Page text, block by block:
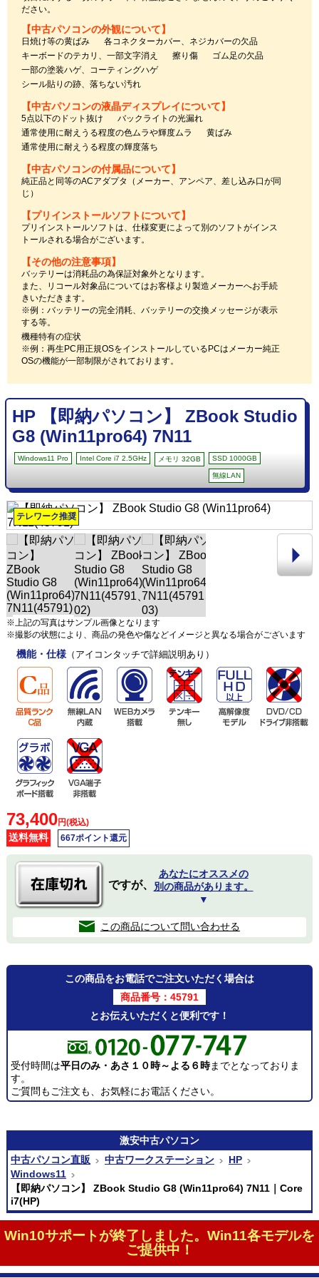
ださい。
【中古パソコンの外観について】
日焼け等の黄ばみ
各コネクターカバー、ネジカバーの欠品
キーボードのテカリ、一部文字消え
擦り傷
ゴム足の欠品
一部の塗装ハゲ、コーティングハゲ
シール貼りの跡、落ちない汚れ
【中古パソコンの液晶ディスプレイについて】
5点以下のドット抜け
バックライトの光漏れ
通常使用に耐えうる程度の色ムラや輝度ムラ
黄ばみ
通常使用に耐えうる程度の輝度落ち
【中古パソコンの付属品について】
純正品と同等のACアダプタ（メーカー、アンペア、差し込み口が同
じ）
【プリインストールソフトについて】
プリインストールソフトは、仕様変更によって別のソフトがインス
トールされる場合がございます。
【その他の注意事項】
バッテリーは消耗品の為保証対象外となります。
また、リコール対象品についてはお客様より製造メーカーへお手続
きいただきます。
※例：バッテリーの完全消耗、バッテリーの交換メッセージが表示
する等。
機種特有の症状
※例：再生PC用正規OSをインストールしているPCはメーカー純正
OSの機能が一部制限がされております。
HP 【即納パソコン】 ZBook Studio
G8 (Win11pro64) 7N11
Windows11 Pro Intel Core i7 2.5GHz メモリ 32GB SSD 1000GB
無線LAN
テレワーク推奨
※上記の写真はサンプル画像となります
※撮影の状態により、商品の発色や傷などイメージと異なる場合がございます
機能・仕様（アイコンタッチで詳細説明あり）
73,400円(税込)
送料無料 667ポイント還元
ですが、
あなたにオススメの
別の商品があります。
▼
この商品について問い合わせる
この商品をお電話でご注文いただく場合は
商品番号：45791
とお伝えいただくと便利です！
受付時間は平日のみ・あさ１０時～よる６時までとなっておりま
す。
ご質問もご注文も、お気軽にお電話ください。
激安中古パソコン
中古パソコン直販
中古ワークステーション
HP
Windows11
【即納パソコン】 ZBook Studio G8 (Win11pro64) 7N11｜Core
i7(HP)
Win10サポートが終了しました。Win11各モデルを
ご提供中！